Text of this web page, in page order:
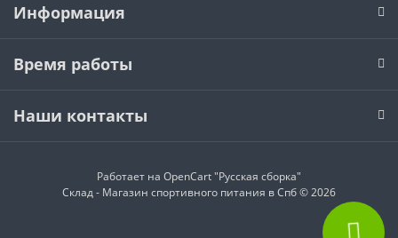
Информация
Время работы
Наши контакты
Работает на OpenCart "Русская сборка"
Склад - Магазин спортивного питания в Спб © 2026